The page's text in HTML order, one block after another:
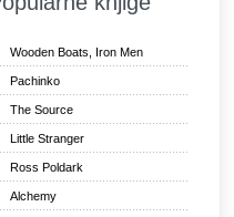
Wooden Boats, Iron Men
Pachinko
The Source
Little Stranger
Ross Poldark
Alchemy